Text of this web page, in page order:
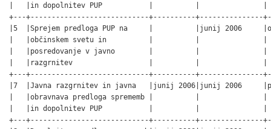
|   |in dopolnitev PUP           |          |
+---+----------------------------+----------+---------------
|5  |Sprejem predloga PUP na     |          |junij 2006
|   |občinskem svetu in          |          |
|   |posredovanje v javno        |          |
|   |razgrnitev                  |          |
+---+----------------------------+----------+---------------
|7  |Javna razgrnitev in javna   |junij 2006|junij 2006
|   |obravnava predloga sprememb |          |
|   |in dopolnitev PUP           |          |
+---+----------------------------+----------+---------------